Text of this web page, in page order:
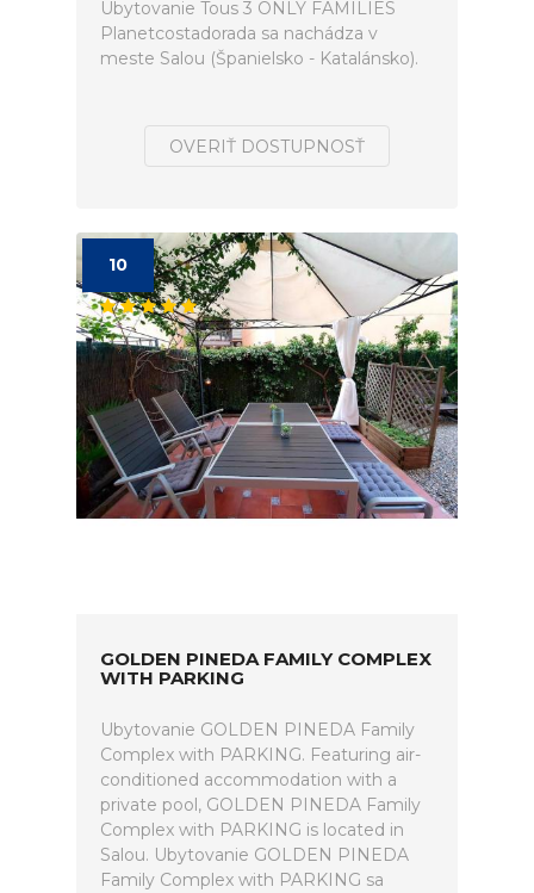
Ubytovanie Tous 3 ONLY FAMILIES
Planetcostadorada sa nachádza v
meste Salou (Španielsko - Katalánsko).
OVERIŤ DOSTUPNOSŤ
10
GOLDEN PINEDA FAMILY COMPLEX
WITH PARKING
Ubytovanie GOLDEN PINEDA Family
Complex with PARKING. Featuring air-
conditioned accommodation with a
private pool, GOLDEN PINEDA Family
Complex with PARKING is located in
Salou. Ubytovanie GOLDEN PINEDA
Family Complex with PARKING sa